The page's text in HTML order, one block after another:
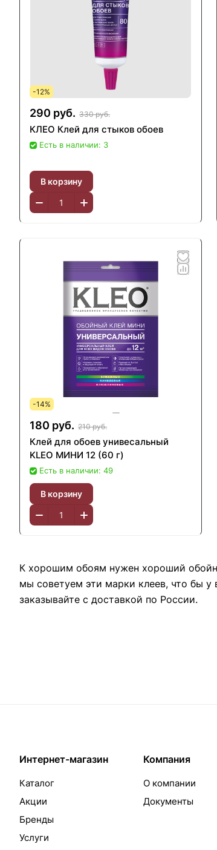
-12%
290 руб. 330 руб.
КЛЕО Клей для стыков обоев
Есть в наличии: 3
В корзину
-14%
180 руб. 210 руб.
Клей для обоев унивесальный
KLEO МИНИ 12 (60 г)
Есть в наличии: 49
В корзину
К хорошим обоям нужен хороший
мы советуем эти марки клеев, что бы
заказывайте с доставкой по России.
Интернет-магазин
Каталог
Акции
Бренды
Услуги
Компания
О компании
Документы